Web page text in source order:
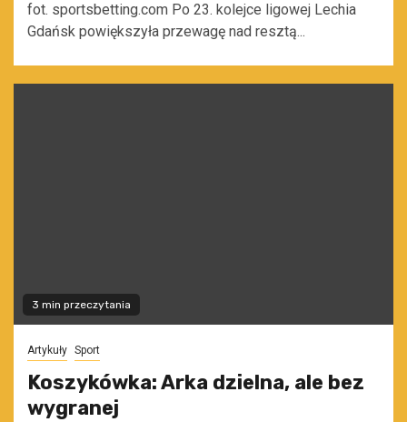
fot. sportsbetting.com Po 23. kolejce ligowej Lechia
Gdańsk powiększyła przewagę nad resztą...
3 min przeczytania
Artykuły Sport
Koszykówka: Arka dzielna, ale bez
wygranej